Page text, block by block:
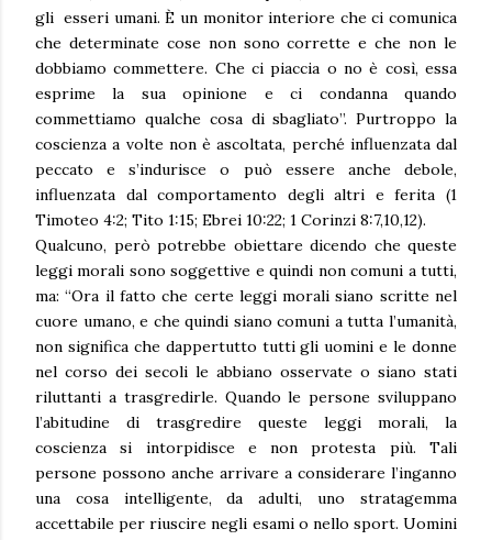
gli esseri umani. È un monitor interiore che ci comunica
che determinate cose non sono corrette e che non le
dobbiamo commettere. Che ci piaccia o no è così, essa
esprime la sua opinione e ci condanna quando
commettiamo qualche cosa di sbagliato”. Purtroppo la
coscienza a volte non è ascoltata, perché influenzata dal
peccato e s’indurisce o può essere anche debole,
influenzata dal comportamento degli altri e ferita (1
Timoteo 4:2; Tito 1:15; Ebrei 10:22; 1 Corinzi 8:7,10,12).
Qualcuno, però potrebbe obiettare dicendo che queste
leggi morali sono soggettive e quindi non comuni a tutti,
ma: “Ora il fatto che certe leggi morali siano scritte nel
cuore umano, e che quindi siano comuni a tutta l’umanità,
non significa che dappertutto tutti gli uomini e le donne
nel corso dei secoli le abbiano osservate o siano stati
riluttanti a trasgredirle. Quando le persone sviluppano
l’abitudine di trasgredire queste leggi morali, la
coscienza si intorpidisce e non protesta più. Tali
persone possono anche arrivare a considerare l’inganno
una cosa intelligente, da adulti, uno stratagemma
accettabile per riuscire negli esami o nello sport. Uomini